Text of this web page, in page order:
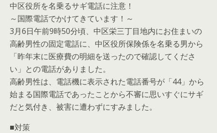
中区役所を名乗るサギ電話に注意！
～国際電話でかけてきています！～
3月6日午前9時50分頃、中区栄三丁目地内にお住まいの
高齢男性の固定電話に、中区役所保険係を名乗る男から
「昨年末に医療費の明細を送ったので確認してくださ
い」との電話がありました。
高齢男性は、電話機に表示された電話番号が「44」から
始まる国際電話であったことから不審に思いすぐにサギ
だと気付き、被害に遭わずにすみました。
■対策